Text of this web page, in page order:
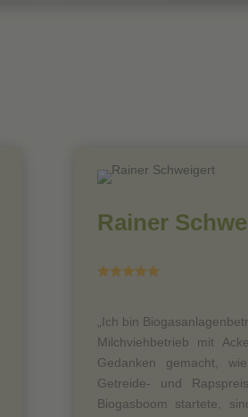
Rainer

„Ich bin
Milchviehbetrieb mit
Gedanken gemacht,
Getreide- und
Biogasboom startete,